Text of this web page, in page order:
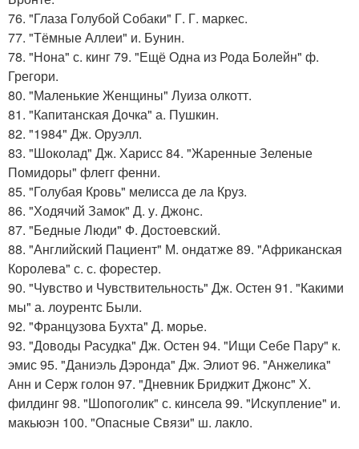
76. "Глаза Голубой Собаки" Г. Г. маркес.
77. "Тёмные Аллеи" и. Бунин.
78. "Нона" с. кинг 79. "Ещё Одна из Рода Болейн" ф.
Грегори.
80. "Маленькие Женщины" Луиза олкотт.
81. "Капитанская Дочка" а. Пушкин.
82. "1984" Дж. Оруэлл.
83. "Шоколад" Дж. Харисс 84. "Жаренные Зеленые
Помидоры" флегг фенни.
85. "Голубая Кровь" мелисса де ла Круз.
86. "Ходячий Замок" Д. у. Джонс.
87. "Бедные Люди" Ф. Достоевский.
88. "Английский Пациент" М. ондатже 89. "Африканская
Королева" с. с. форестер.
90. "Чувство и Чувствительность" Дж. Остен 91. "Какими
мы" а. лоурентс Были.
92. "Французова Бухта" Д. морье.
93. "Доводы Расудка" Дж. Остен 94. "Ищи Себе Пару" к.
эмис 95. "Даниэль Дэронда" Дж. Элиот 96. "Анжелика"
Анн и Серж голон 97. "Дневник Бриджит Джонс" Х.
филдинг 98. "Шопоголик" с. кинсела 99. "Искупление" и.
макьюэн 100. "Опасные Связи" ш. лакло.